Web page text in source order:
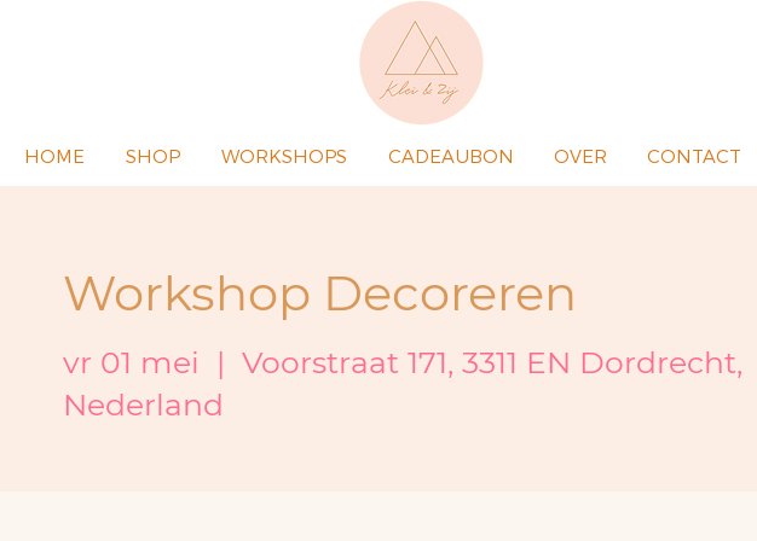
HOME SHOP WORKSHOPS CADEAUBON OVER CONTACT
Workshop Decoreren
vr 01 mei
  |
Voorstraat 171, 3311 EN Dordrecht,
Nederland